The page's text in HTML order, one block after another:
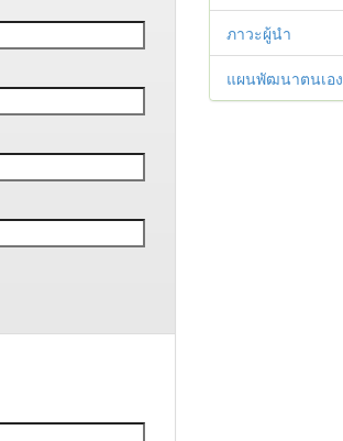
ภาวะผู้นำ
แผนพัฒนาตนเอง